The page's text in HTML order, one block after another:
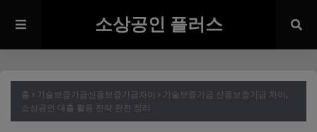
소상공인 플러스
홈 기술보증기금신용보증기금차이
기술보증기금 신용보증기금 차이,
소상공인 대출 활용 전략 완전 정리